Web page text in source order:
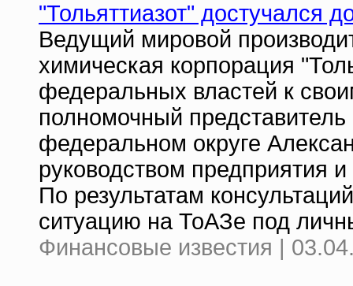
"Тольяттиазот" достучался
Ведущий мировой
химическая корпорация
федеральных властей к
полномочный
федеральном округе
руководством предприятия
По результатам
ситуацию на ТоАЗе под
Финансовые известия |